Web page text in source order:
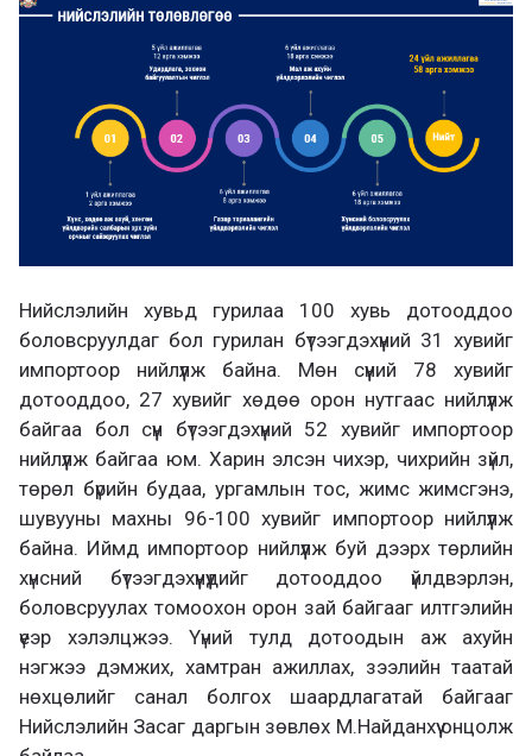
Нийслэлийн хувьд гурилаа 100 хувь дотооддоо
боловсруулдаг бол гурилан бүтээгдэхүүний 31 хувийг
импортоор нийлүүлж байна. Мөн сүүний 78 хувийг
дотооддоо, 27 хувийг хөдөө орон нутгаас нийлүүлж
байгаа бол сүүн бүтээгдэхүүний 52 хувийг импортоор
нийлүүлж байгаа юм. Харин элсэн чихэр, чихрийн зүйл,
төрөл бүрийн будаа, ургамлын тос, жимс жимсгэнэ,
шувууны махны 96-100 хувийг импортоор нийлүүлж
байна. Иймд импортоор нийлүүлж буй дээрх төрлийн
хүнсний бүтээгдэхүүнүүдийг дотооддоо үйлдвэрлэн,
боловсруулах томоохон орон зай байгааг илтгэлийн
үеэр хэлэлцжээ. Үүний тулд дотоодын аж ахуйн
нэгжээ дэмжих, хамтран ажиллах, зээлийн таатай
нөхцөлийг санал болгох шаардлагатай байгааг
Нийслэлийн Засаг даргын зөвлөх М.Найданхүү онцолж